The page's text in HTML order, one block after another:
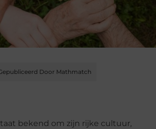
Door Mathmatch
bekend om zijn rijke cultuur,